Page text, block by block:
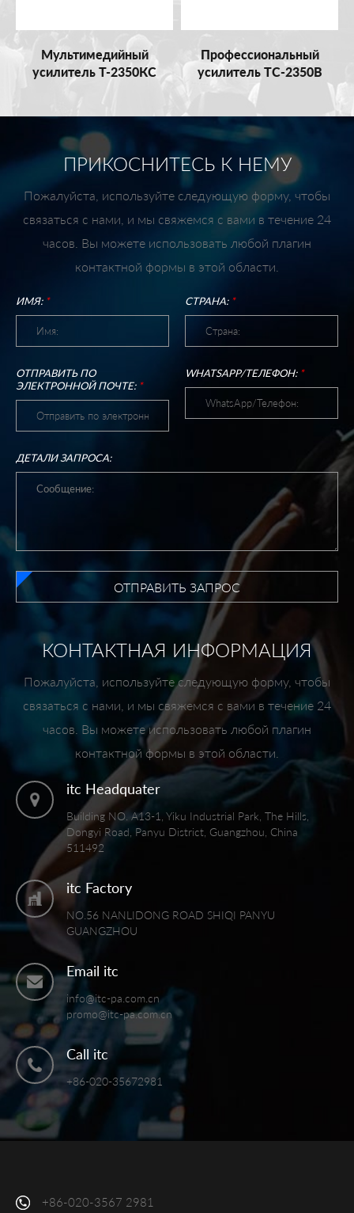
Мультимедийный
усилитель Т-2350КС
Профессиональный
усилитель TC-2350B
ПРИКОСНИТЕСЬ К НЕМУ
Пожалуйста, используйте следующую форму, чтобы
связаться с нами, и мы свяжемся с вами в течение 24
часов. Вы можете использовать любой плагин
контактной формы в этой области.
ИМЯ: * СТРАНА: *
ОТПРАВИТЬ ПО
ЭЛЕКТРОННОЙ ПОЧТЕ: *
WHATSAPP/ТЕЛЕФОН: *
ДЕТАЛИ ЗАПРОСА:
ОТПРАВИТЬ ЗАПРОС
КОНТАКТНАЯ ИНФОРМАЦИЯ
Пожалуйста, используйте следующую форму, чтобы
связаться с нами, и мы свяжемся с вами в течение 24
часов. Вы можете использовать любой плагин
контактной формы в этой области.
itc Headquater
Building NO. A13-1, Yiku Industrial Park, The Hills,
Dongyi Road, Panyu District, Guangzhou, China
511492
itc Factory
NO.56 NANLIDONG ROAD SHIQI PANYU
GUANGZHOU
Email itc
info@itc-pa.com.cn
promo@itc-pa.com.cn
Call itc
+86-020-35672981
+86-020-3567 2981